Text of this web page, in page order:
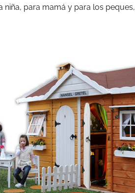
niña, para mamá y para los